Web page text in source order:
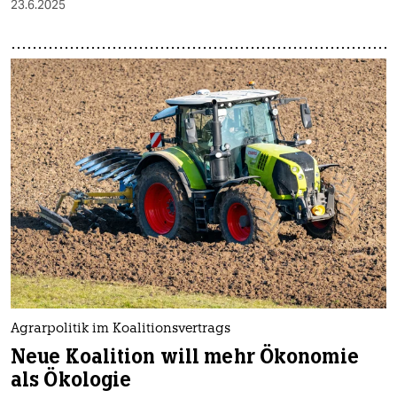
23.6.2025
Agrarpolitik im Koalitionsvertrags
Neue Koalition will mehr Ökonomie
als Ökologie